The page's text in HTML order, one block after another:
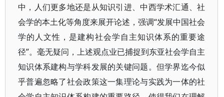
中，人们更多地还是从知识引进、中西学术汇通、社
会学的本土化等角度来展开论述，强调“发展中国社会
学的人文性，是建构社会学自主知识体系的重要途
径”。毫无疑问，上述观点业已捕捉到东亚社会学自主
知识体系建构与学科发展的关键问题。但学界迄今似
乎普遍忽略了社会政策这一集理论与实践为一体的社